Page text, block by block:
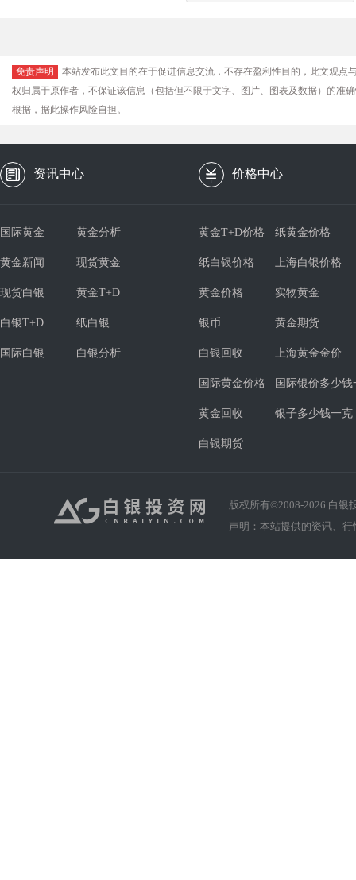
免责声明
本站发布此文目的在于促进信息交流，不存在盈利性目的，此文观
权归属于原作者，不保证该信息（包括但不限于文字、图片、图表及数据）的准
根据，据此操作风险自担。
资讯中心 价格中心
国际黄金 黄金分析
黄金新闻 现货黄金
现货白银 黄金T+D
白银T+D 纸白银
国际白银 白银分析
黄金T+D价格 纸黄金价格
纸白银价格 上海白银价格
黄金价格 实物黄金
银币 黄金期货
白银回收 上海黄金金价
国际黄金价格 国际银价多少钱
黄金回收 银子多少钱一克
白银期货
版权所有©2008-2026 白银
声明：本站提供的资讯、